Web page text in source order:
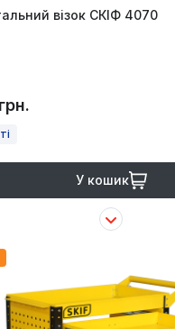
візок СКІФ 4070
У кошик